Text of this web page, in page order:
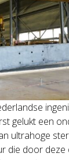
gelukt een
ultrahoge
die door deze